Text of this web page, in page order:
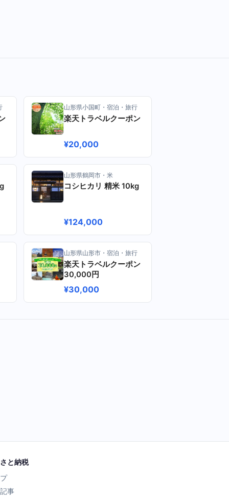
山形県小国町・宿泊・旅行
楽天トラベルクーポン
¥20,000
山形県鶴岡市・米
コシヒカリ 精米 10kg
¥124,000
山形県山形市・宿泊・旅行
楽天トラベルクーポン
30,000円
¥30,000
と納税
事